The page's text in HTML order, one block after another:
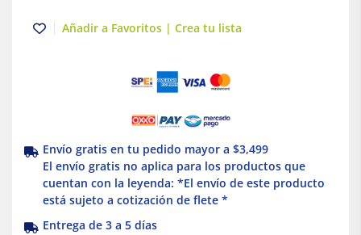
277V
Añadir a Favoritos | Crea tu lista
Envío gratis en tu pedido mayor a $3,499
El envío gratis no aplica para los productos que
cuentan con la leyenda: *El envío de este producto
está sujeto a cotización de flete *
Entrega de 3 a 5 días